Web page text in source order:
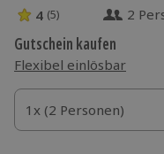
4 Sterne von 5 aus 5
4 (5) 2
Gutschein kaufen
Flexibel einlösbar
1x (2 Personen)
1x (2 Personen)
1x (2 Personen)